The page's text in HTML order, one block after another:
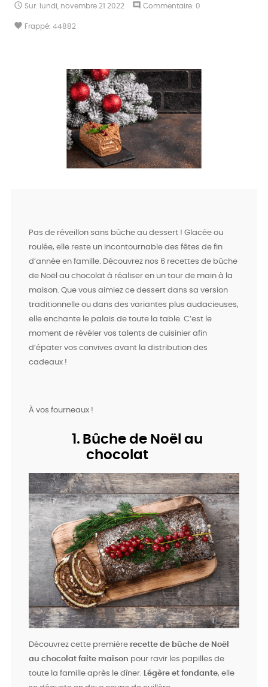
 Sur: lundi, novembre 21 2022 comment Commentaire: 0
favorite Frappé: 44882
Pas de réveillon sans bûche au dessert ! Glacée ou
roulée, elle reste un incontournable des fêtes de fin
d’année en famille. Découvrez nos 6 recettes de bûche
de Noël au chocolat à réaliser en un tour de main à la
maison. Que vous aimiez ce dessert dans sa version
traditionnelle ou dans des variantes plus audacieuses,
elle enchante le palais de toute la table. C’est le
moment de révéler vos talents de cuisinier afin
d’épater vos convives avant la distribution des
cadeaux !
À vos fourneaux !
1. Bûche de Noël au
chocolat
Découvrez cette première recette de bûche de Noël
au chocolat faite maison pour ravir les papilles de
toute la famille après le dîner. Légère et fondante, elle